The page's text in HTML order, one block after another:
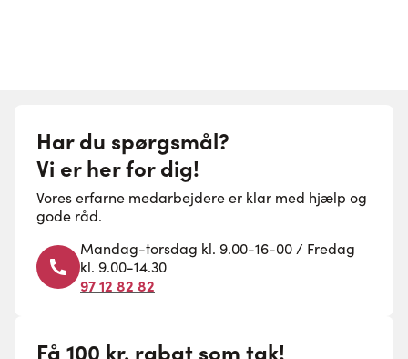
Har du spørgsmål?
Vi er her for dig!
Vores erfarne medarbejdere er klar med hjælp og
gode råd.
Mandag-torsdag kl. 9.00-16-00 / Fredag
kl. 9.00-14.30
97 12 82 82
Få 100 kr. rabat som tak!